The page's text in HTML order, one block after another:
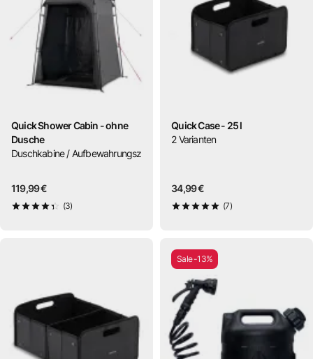
Quick Shower Cabin - ohne
Dusche
Duschkabine / Aufbewahrungszelt
119,99 €
4,3von 5
(3)
Quick Case - 25 l
2 Varianten
34,99 €
5 von 5
(7)
Sale -13%